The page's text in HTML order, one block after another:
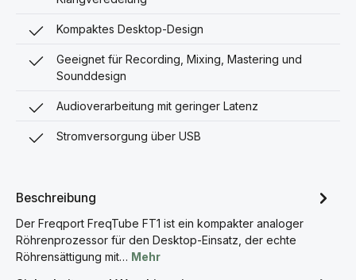
Kompaktes Desktop-Design
Geeignet für Recording, Mixing, Mastering und
Sounddesign
Audioverarbeitung mit geringer Latenz
Stromversorgung über USB
Beschreibung
Der Freqport FreqTube FT1 ist ein kompakter analoger
Röhrenprozessor für den Desktop-Einsatz, der echte
Röhrensättigung mit… Mehr